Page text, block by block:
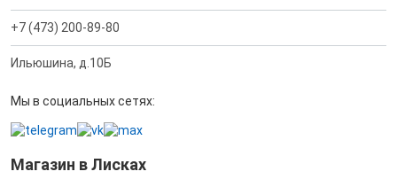
+7 (473) 200-89-80
Ильюшина, д.10Б
Мы в социальных сетях:
Магазин в Лисках